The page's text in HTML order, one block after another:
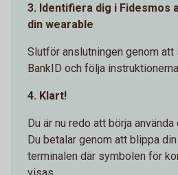
3. Identifiera dig i Fidesmos
din wearable
Slutför anslutningen genom
BankID och följa
4. Klart!
Du är nu redo att börja
Du betalar genom att blippa
terminalen där symbolen för
visas.